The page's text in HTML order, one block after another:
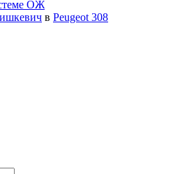
ОЖ
в Peugeot 308